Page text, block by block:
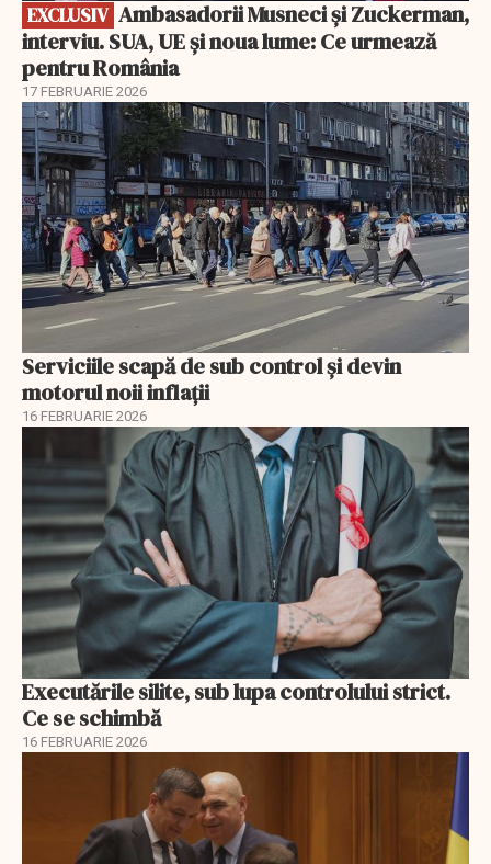
EXCLUSIV
interviu. SUA, UE și noua lume: Ce urmează
pentru România
17 FEBRUARIE 2026
Serviciile scapă de sub control și devin
motorul noii inflații
16 FEBRUARIE 2026
Executările silite, sub lupa controlului strict.
Ce se schimbă
16 FEBRUARIE 2026